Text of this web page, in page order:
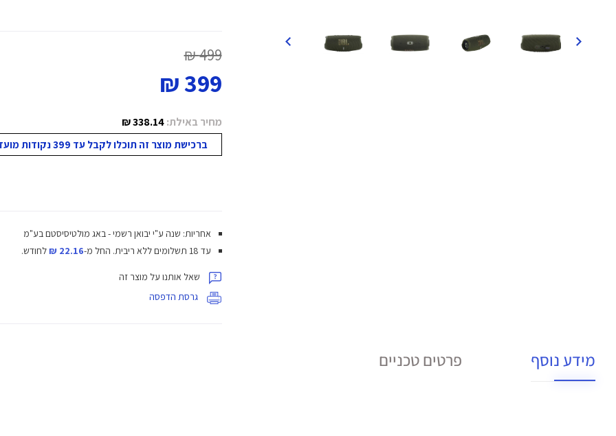
499 ₪
399 ₪
מחיר באילת:338.14 ₪
ברכישת מוצר זה תוכלו לקבל עד 399 נקודות מועדון!
אחריות: שנה ע"י יבואן רשמי - באג מולטיסיסטם בע"מ
עד 18 תשלומים ללא ריבית.
החל מ-22.16 ₪ לחודש.
שאל אותנו על מוצר זה
גרסת הדפסה
מידע נוסף פרטים טכניים